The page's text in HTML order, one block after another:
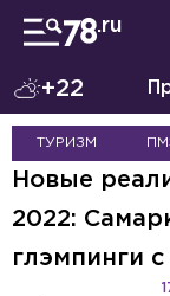
+22
ТУРИЗМ
Новые
2022:
глэмпинги с